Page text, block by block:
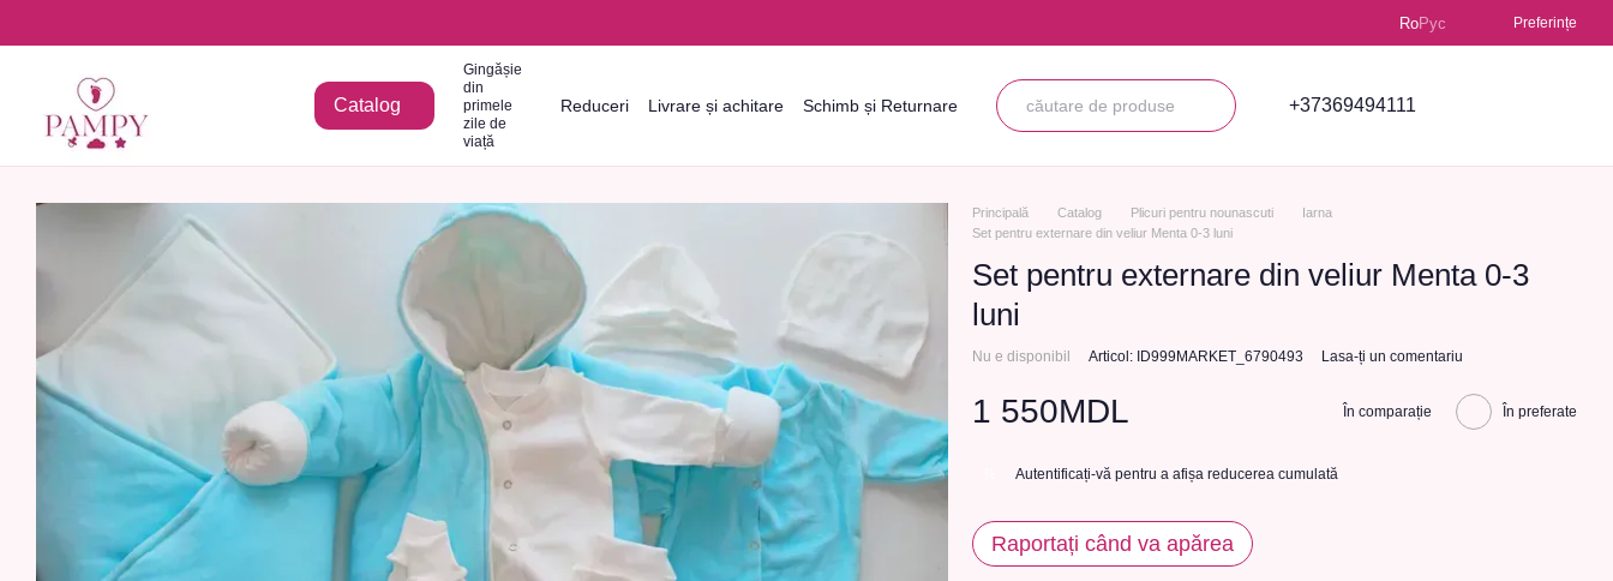
RoРус Preferințe
Catalog
Gingășie
din
primele
zile de
viață
Reduceri Livrare și achitare
Schimb și Returnare
+37369494111
Principală Catalog Plicuri pentru nounascuti
Iarna
Set pentru externare din veliur Menta 0-3 luni
Set pentru externare din veliur Menta 0-3
luni
Nu e disponibil Articol: ID999MARKET_6790493 Lasa-ți un comentariu
1 550MDL În comparație În preferate
Autentificați-văpentru a afișa reducerea cumulată
Raportați când va apărea